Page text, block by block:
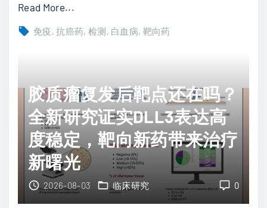
"准
预
肾
功
能
风
险
与
保
Read More..."
关
也
有
致
癌
隐
患
？
免疫 抗癌药 检测 白血病 靶向药
胶质瘤复发后靶点还在吗？
全新研究证实DLL3表达高
度稳定，靶向新药带来治疗
新曙光
0
2026-08-03 临床研究